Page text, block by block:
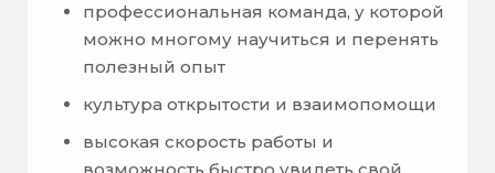
профессиональная команда, у которой
можно многому научиться и перенять
полезный опыт
культура открытости и взаимопомощи
высокая скорость работы и